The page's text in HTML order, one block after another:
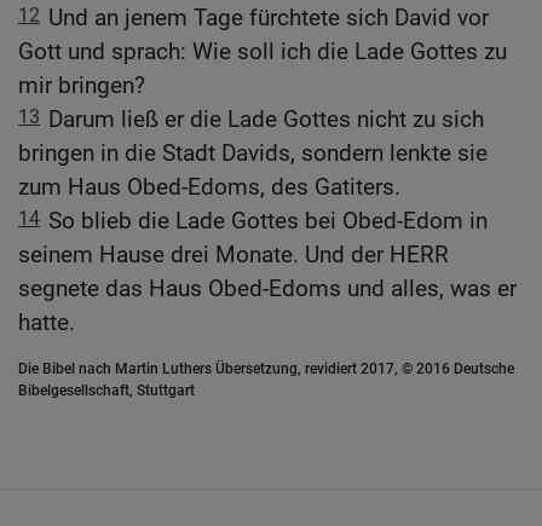
12 Und an jenem Tage fürchtete sich David vor
Gott und sprach: Wie soll ich die Lade Gottes zu
mir bringen?
13 Darum ließ er die Lade Gottes nicht zu sich
bringen in die Stadt Davids, sondern lenkte sie
zum Haus Obed-Edoms, des Gatiters.
14 So blieb die Lade Gottes bei Obed-Edom in
seinem Hause drei Monate. Und der HERR
segnete das Haus Obed-Edoms und alles, was er
hatte.
Die Bibel nach Martin Luthers Übersetzung, revidiert 2017, © 2016 Deutsche
Bibelgesellschaft, Stuttgart